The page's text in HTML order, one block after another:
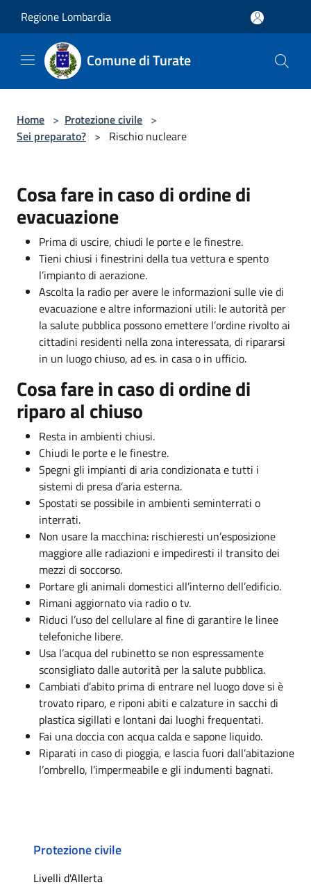
Regione Lombardia
Comune di Turate
Home > Protezione civile >
Sei preparato? > Rischio nucleare
Cosa fare in caso di ordine di
evacuazione
Prima di uscire, chiudi le porte e le finestre.
Tieni chiusi i finestrini della tua vettura e spento
l’impianto di aerazione.
Ascolta la radio per avere le informazioni sulle vie di
evacuazione e altre informazioni utili: le autorità per
la salute pubblica possono emettere l’ordine rivolto ai
cittadini residenti nella zona interessata, di ripararsi
in un luogo chiuso, ad es. in casa o in ufficio.
Cosa fare in caso di ordine di
riparo al chiuso
Resta in ambienti chiusi.
Chiudi le porte e le finestre.
Spegni gli impianti di aria condizionata e tutti i
sistemi di presa d’aria esterna.
Spostati se possibile in ambienti seminterrati o
interrati.
Non usare la macchina: rischieresti un’esposizione
maggiore alle radiazioni e impediresti il transito dei
mezzi di soccorso.
Portare gli animali domestici all’interno dell’edificio.
Rimani aggiornato via radio o tv.
Riduci l’uso del cellulare al fine di garantire le linee
telefoniche libere.
Usa l’acqua del rubinetto se non espressamente
sconsigliato dalle autorità per la salute pubblica.
Cambiati d’abito prima di entrare nel luogo dove si è
trovato riparo, e riponi abiti e calzature in sacchi di
plastica sigillati e lontani dai luoghi frequentati.
Fai una doccia con acqua calda e sapone liquido.
Riparati in caso di pioggia, e lascia fuori dall’abitazione
l’ombrello, l’impermeabile e gli indumenti bagnati.
Protezione civile
Livelli d'Allerta